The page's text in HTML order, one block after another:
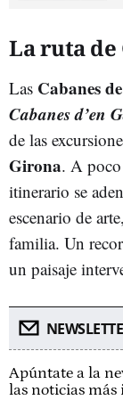
La ruta de
Las Cabanes
Cabanes d’en
de las
Girona. A
itinerario se
escenario de
familia. Un
un paisaje
Apúntate a la
las noticias más